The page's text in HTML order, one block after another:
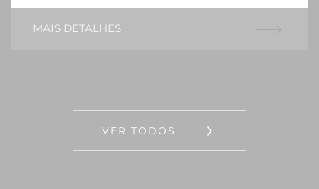
MAIS DETALHES
VER TODOS